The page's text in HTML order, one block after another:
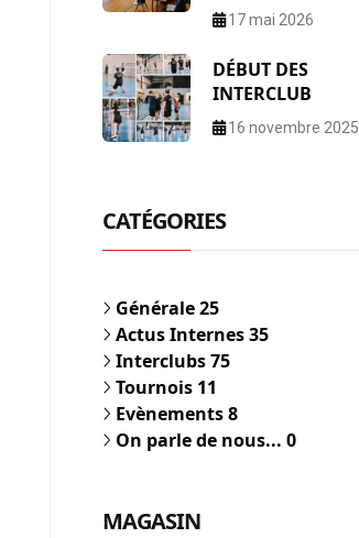
17 mai 2026
DÉBUT DES
INTERCLUB
16 novembre 2025
CATÉGORIES
Générale25
Actus Internes35
Interclubs75
Tournois 11
Evènements8
On parle de nous... 0
MAGASIN